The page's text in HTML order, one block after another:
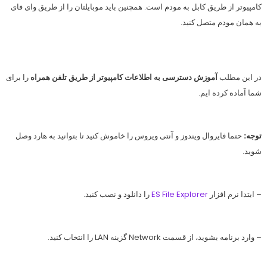
کامپیوتر از طریقکابل به مودم است. همچنین باید موبایلتان را از طریقوای فای
به همان مودم متصل کنید.
در این مطلبآموزش دسترسی به اطلاعات کامپیوتر از طریق تلفن همراه را برای
شما آماده کرده ایم.
توجه: حتما فایروال ویندوز و آنتی ویروس را خاموش کنید تا بتوانید به هارد وصل
شوید.
– ابتدا نرم افزار ES File Explorerرا دانلود و نصب کنید.
– وارد برنامه بشوید، از قسمت Network گزینه LAN را انتخاب کنید.